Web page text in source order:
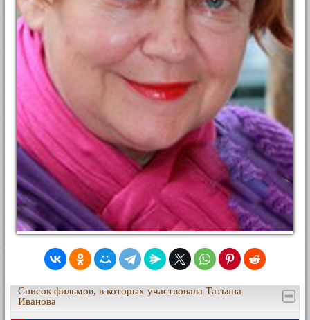
Список фильмов, в которых участвовала Татьяна
Иванова